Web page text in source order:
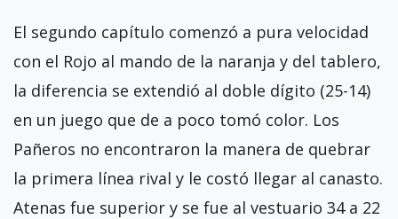
El segundo capítulo comenzó a pura velocidad
con el Rojo al mando de la naranja y del tablero,
la diferencia se extendió al doble dígito (25-14)
en un juego que de a poco tomó color. Los
Pañeros no encontraron la manera de quebrar
la primera línea rival y le costó llegar al canasto.
Atenas fue superior y se fue al vestuario 34 a 22